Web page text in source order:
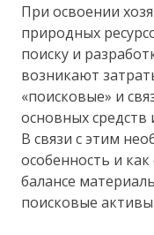
При освоении
природных
поиску и
возникают
«поисковые» и
основных
В связи с этим
особенность и
балансе
поисковые активы.